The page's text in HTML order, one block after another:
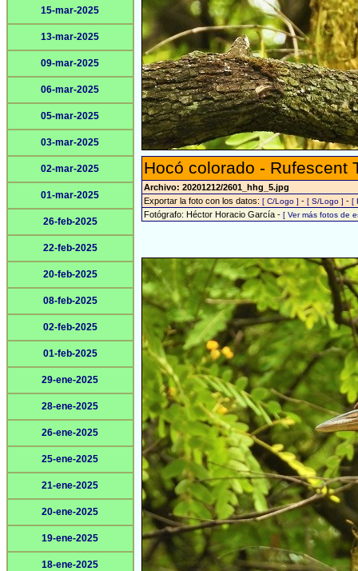
15-mar-2025
13-mar-2025
09-mar-2025
06-mar-2025
05-mar-2025
03-mar-2025
02-mar-2025
01-mar-2025
26-feb-2025
22-feb-2025
20-feb-2025
08-feb-2025
02-feb-2025
01-feb-2025
29-ene-2025
28-ene-2025
26-ene-2025
25-ene-2025
21-ene-2025
20-ene-2025
19-ene-2025
18-ene-2025
Hocó colorado - Rufescent
Archivo: 20201212/2601_hhg_5.jpg
Exportar la foto con los datos: [ C/Logo ] - [ S/Logo ] - [
Fotógrafo: Héctor Horacio García - [ Ver más fotos de